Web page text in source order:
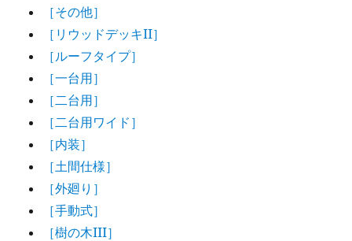
［その他］
［リウッドデッキII］
［ルーフタイプ］
［一台用］
［二台用］
［二台用ワイド］
［内装］
［土間仕様］
［外廻り］
［手動式］
［樹の木III］